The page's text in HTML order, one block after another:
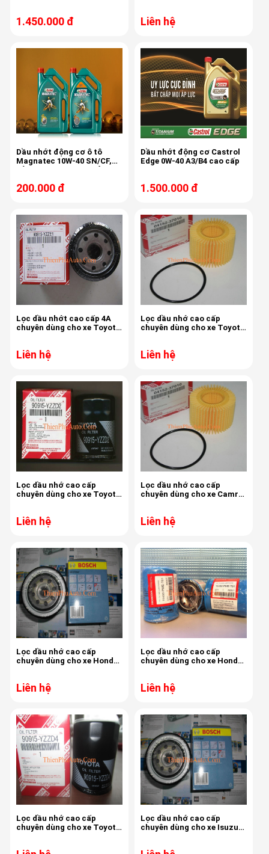
1.450.000 đ Liên hệ
Dầu nhớt động cơ ô tô
Magnatec 10W-40 SN/CF,
200.000 đ
Dầu nhớt động cơ Castrol
Edge 0W-40 A3/B4 cao cấp
1.500.000 đ
Lọc dầu nhớt cao cấp 4A
chuyên dùng cho xe Toyota
Liên hệ
Lọc dầu nhớ cao cấp
chuyên dùng cho xe Toyota
Liên hệ
Lọc dầu nhớ cao cấp
chuyên dùng cho xe Toyota
Liên hệ
Lọc dầu nhớ cao cấp
chuyên dùng cho xe Camry
Liên hệ
Lọc dầu nhớ cao cấp
chuyên dùng cho xe Honda
Liên hệ
Lọc dầu nhớ cao cấp
chuyên dùng cho xe Honda
Liên hệ
Lọc dầu nhớ cao cấp
chuyên dùng cho xe Toyota
Lọc dầu nhớ cao cấp
chuyên dùng cho xe Isuzu